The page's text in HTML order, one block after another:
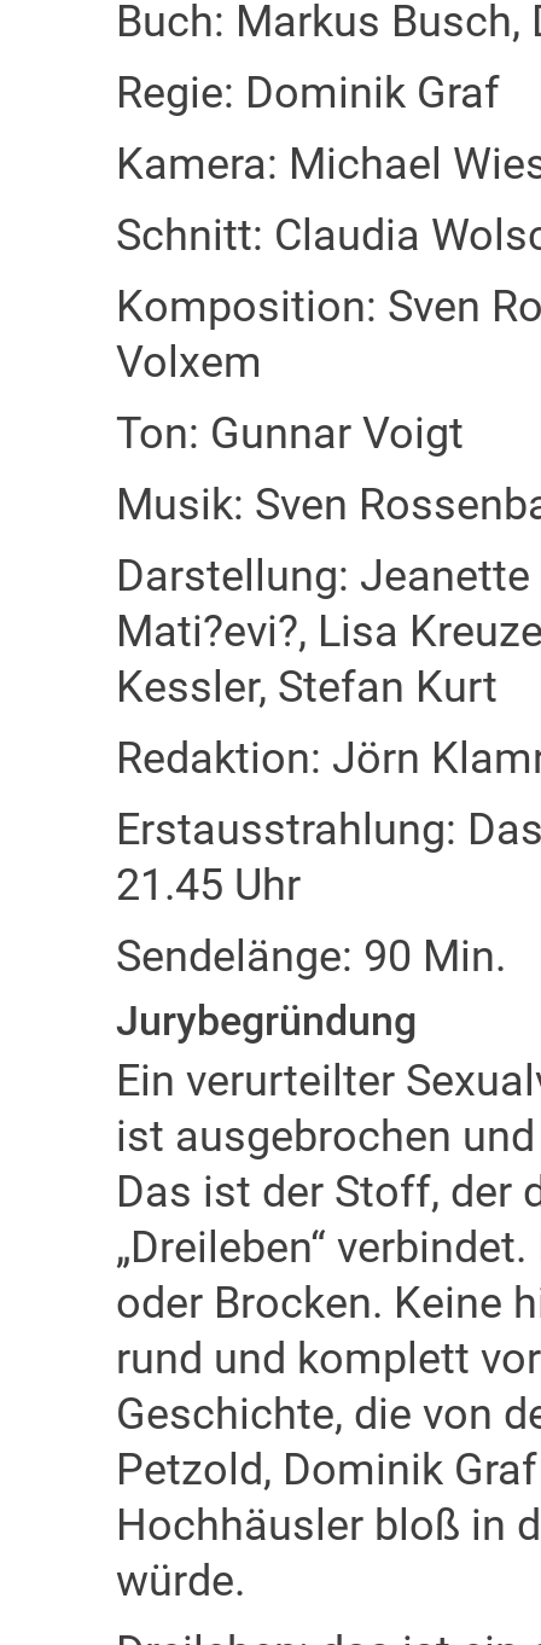
Buch: Markus Busch,
Regie: Dominik Graf
Kamera: Michael
Schnitt: Claudia
Komposition: Sven
Volxem
Ton: Gunnar Voigt
Musik: Sven
Darstellung:
Mati?evi?, Lisa
Kessler, Stefan Kurt
Redaktion: Jörn
Erstausstrahlung:
21.45 Uhr
Sendelänge: 90 Min.
Jurybegründung
Ein verurteilter
ist ausgebrochen
Das ist der Stoff, der
„Dreileben“
oder Brocken. Keine
rund und komplett
Geschichte, die von
Petzold, Dominik
Hochhäusler bloß in
würde.